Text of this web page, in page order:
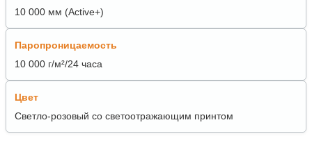
10 000 мм (Active+)
Паропроницаемость
10 000 г/м²/24 часа
Цвет
Светло-розовый со светоотражающим принтом